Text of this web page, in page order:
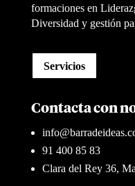
formaciones en
Diversidad y gestión
Servicios
Contacta con
91 400 85 83
Clara del Rey 36,